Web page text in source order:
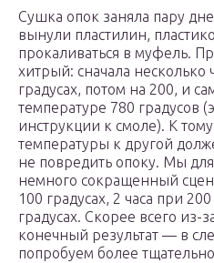
Сушка опок заняла пару
вынули пластилин,
прокаливаться в муфель.
хитрый: сначала несколько
градусах, потом на 200, и
температуре 780 градусов
инструкции к смоле). К
температуры к другой
не повредить опоку. Мы
немного сокращенный
100 градусах, 2 часа при
градусах. Скорее всего из-
конечный результат — в
попробуем более